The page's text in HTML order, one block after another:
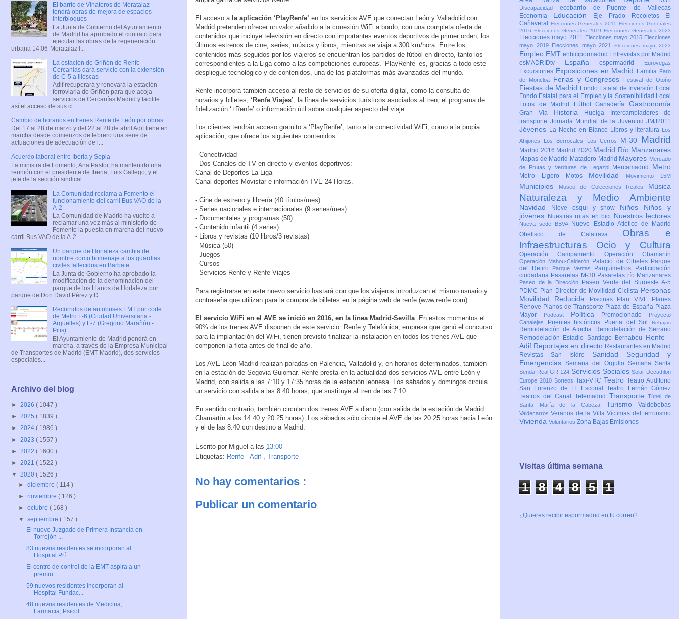
El acceso a la aplicación ‘PlayRenfe’ en los servicios AVE que conectan León y Valladolid con
Madrid pretenden ofrecer un valor añadido a la conexión WiFi a bordo, con una completa oferta de
contenidos que incluye televisión en directo con importantes eventos deportivos de primer orden, los
últimos estrenos de cine, series, música y libros, mientras se viaja a 300 km/hora. Entre los
contenidos más seguidos por los viajeros se encuentran los partidos de fútbol en directo, tanto los
correspondientes a la Liga como a las competiciones europeas. ‘PlayRenfe’ es, gracias a todo este
despliegue tecnológico y de contenidos, una de las plataformas más avanzadas del mundo.
Renfe incorpora también acceso al resto de servicios de su oferta digital, como la consulta de
horarios y billetes, ‘Renfe Viajes’ , la línea de servicios turísticos asociados al tren, el programa de
fidelización ‘+Renfe’ o información útil sobre cualquier aspecto del viaje.
Los clientes tendrán acceso gratuito a ‘PlayRenfe’, tanto a la conectividad WiFi, como a la propia
aplicación, que ofrece los siguientes contenidos:
- Conectividad
- Dos Canales de TV en directo y eventos deportivos:
Canal de Deportes La Liga
Canal deportes Movistar e información TVE 24 Horas.
- Cine de estreno y librería (40 títulos/mes)
- Series nacionales e internacionales (9 series/mes)
- Documentales y programas (50)
- Contenido infantil (4 series)
- Libros y revistas (10 libros/3 revistas)
- Música (50)
- Juegos
- Cursos
- Servicios Renfe y Renfe Viajes
Para registrarse en este nuevo servicio bastará con que los viajeros introduzcan el mismo usuario y
contraseña que utilizan para la compra de billetes en la página web de renfe (www.renfe.com).
El servicio WiFi en el AVE se inició en 2016, en la línea Madrid-Sevilla . En estos momentos el
90% de los trenes AVE disponen de este servicio. Renfe y Telefónica, empresa que ganó el concurso
para la implantación del WiFi, tienen previsto finalizar la instalación en todos los trenes AVE que
componen la flota antes de final de año.
Los AVE León-Madrid realizan paradas en Palencia, Valladolid y, en horarios determinados, también
en la estación de Segovia Guiomar. Renfe presta en la actualidad dos servicios AVE entre León y
Madrid, con salida a las 7:10 y 17:35 horas de la estación leonesa. Los sábados y domingos circula
un servicio con salida a las 8:40 horas, que sustituye al tren de las 7:10.
En sentido contrario, también circulan dos trenes AVE a diario (con salida de la estación de Madrid
Chamartín a las 14:40 y 20:25 horas). Los sábados sólo circula el AVE de las 20:25 horas hacia León
y el de las 8:40 con destino a Madrid.
Escrito por Miguel a las 13:00
Etiquetas: Renfe - Adif , Transporte
No hay comentarios :
Publicar un comentario
El barrio de Vinateros de Moratalaz
tendrá obras de mejora de espacios
interbloques
La Junta de Gobierno del Ayuntamiento
de Madrid ha aprobado el contrato para
ejecutar las obras de la regeneración
urbana 14.06-Moratalaz I...
La estación de Griñón de Renfe
Cercanías dará servicio con la extensión
de C-5 a Illescas
Adif recuperará y renovará la estación
ferroviaria de Griñón para que acoja
servicios de Cercanías Madrid y facilite
así el acceso de sus ci...
Cambio de horarios en trenes Renfe de León por obras
Del 17 al 28 de marzo y del 22 al 28 de abril Adif tiene en
marcha desde comienzos de febrero una serie de
actuaciones de adecuación de l...
Acuerdo laboral entre Iberia y Sepla
La ministra de Fomento, Ana Pastor, ha mantenido una
reunión con el presidente de Iberia, Luis Gallego, y el
jefe de la sección sindical ...
La Comunidad reclama a Fomento el
funcionamiento del carril Bus VAO de la
A-2
La Comunidad de Madrid ha vuelto a
reclamar una vez más al ministerio de
Fomento la puesta en marcha del nuevo
carril Bus VAO de la A-2...
Un parque de Hortaleza cambia de
nombre como homenaje a los guardias
civiles fallecidos en Barbate
La Junta de Gobierno ha aprobado la
modificación de la denominación del
parque de los Llanos de Hortaleza por
parque de Don David Pérez y D...
Recorridos de autobuses EMT por corte
de Metro L-6 (Ciudad Universitaria -
Argüelles) y L-7 (Gregorio Marañón -
Pitis)
El Ayuntamiento de Madrid pondrá en
marcha, a través de la Empresa Municipal
de Transportes de Madrid (EMT Madrid), dos servicios
especiales...
Archivo del blog
► 2026 ( 1047 )
► 2025 ( 1839 )
► 2024 ( 1986 )
► 2023 ( 1557 )
► 2022 ( 1600 )
► 2021 ( 1522 )
▼ 2020 ( 1526 )
►diciembre( 114 )
►noviembre( 126 )
►octubre( 168 )
▼septiembre( 157 )
El nuevo Juzgado de Primera Instancia en
Torrejón ...
83 nuevos residentes se incorporan al
Hospital Prí...
El centro de control de la EMT aspira a un
premio ...
59 nuevos residentes incorporan al
Hospital Fundac...
48 nuevos residentes de Medicina,
Farmacia, Psicol...
Discapacidad ecobarrio de Puente de Vallecas
Economía Educación Eje Prado Recoletos
El
Cañaveral
Elecciones Generales 2015 Elecciones Generales
2016 Elecciones Generales 2019 Elecciones Generales 2023
Elecciones mayo 2011 Elecciones mayo 2015 Elecciones
mayo 2019
Elecciones mayo 2021 Elecciones mayo 2023
Empleo EMT enbicipormadrid Entrevistas por Madrid
esMADRIDtv Españaespormadrid Eurovegas
Excursiones Exposiciones en Madrid Familia Faro
de Moncloa
Ferias y Congresos Festival de Otoño
Fiestas de Madrid Fondo Estatal de Inversión Local
Fondo Estatal para el Empleo y la Sostenibilidad Local
Fotos de Madrid
FútbolGanaderíaGastronomía
Gran Vía Historia Huelga
Intercambiadores de
transporte Jornada Mundial de la Juventud JMJ2011
Jóvenes La Noche en Blanco Libros y literatura
Los
Ahijones
Los Berrocales Los Cerros M-30 Madrid
Madrid 2016 Madrid 2020 Madrid Río Manzanares
Mapas de Madrid Matadero Madrid Mayores Mercado
de Frutas y Verduras de Legazpi
Mercamadrid Metro
Metro Ligero Motos Movilidad Movimiento 15M
Municipios Museo de Colecciones Reales Música
Naturaleza y Medio Ambiente
Navidad Nieve esquí y snow Niños Niños y
jóvenes
Nuestras rutas en bici Nuestros lectores
Nueva sede BBVA
Nuevo Estadio Atlético de Madrid
Obelisco de Calatrava Obras e
Infraestructuras Ocio y Cultura
Operación Campamento Operación Chamartín
Operación Mahou-Calderón Palacio de Cibeles Parque
del Retiro
Parque Ventas Parquímetros
Participación
ciudadana Pasarelas M-30 Pasarelas río Manzanares
Paseo de la Dirección
Paseo Verde del Suroeste A-5
PDMC Plan Director de Movilidad Ciclista Personas
Movilidad Reducida
Piscinas Plan VIVE
Planes
Renove Planos de Transporte Plaza de España Plaza
Mayor
Podcast Política Promocionado
Proyecto
Canalejas
Puentes históricos Puerta del Sol Rebajas
Remodelación de Atocha
Remodelación de Serrano
Remodelación Estadio Santiago Bernabéu Renfe -
Adif Reportajes en directo Restaurantes en Madrid
Revistas San Isidro Sanidad Seguridad y
Emergencias Semana del Orgullo Semana Santa
Senda Real GR-124 Servicios SocialesSolar Decathlon
Europe 2010 Sorteos Taxi-VTC Teatro Teatro Auditorio
San Lorenzo de El EscorialTeatro Fernán Gómez
Teatros del Canal Telemadrid TransporteTúnel de
Santa María de la Cabeza Turismo Valdebebas
ValdecarrosVeranos de la VillaVíctimas del terrorismo
Vivienda Voluntarios Zona Bajas Emisiones
Visitas última semana
1 8 4 8 5 1
¿Quieres recibir espormadrid en tu correo?